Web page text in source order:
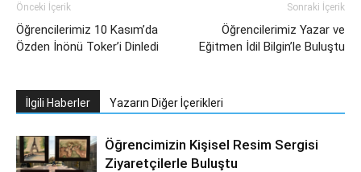
Önceki İçerik
Öğrencilerimiz 10 Kasım’da
Özden İnönü Toker’i Dinledi
Sonraki İçerik
Öğrencilerimiz Yazar ve
Eğitmen İdil Bilgin’le Buluştu
İlgili Haberler Yazarın Diğer İçerikleri
Öğrencimizin Kişisel Resim Sergisi
Ziyaretçilerle Buluştu